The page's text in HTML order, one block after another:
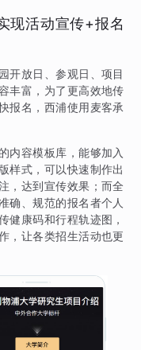
现活动宣传+报名
开放日、参观日、项目
丰富，为了更高效地传
报名，西浦使用麦客承
内容模板库，能够加入
样式，可以快速制作出
，达到宣传效果；而全
确、规范的报名者个人
健康码和行程轨迹图，
，让各类招生活动也更